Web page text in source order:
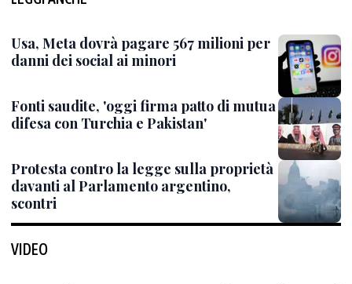
Usa, Meta dovrà pagare 567 milioni per
danni dei social ai minori
Fonti saudite, 'oggi firma patto di mutua
difesa con Turchia e Pakistan'
Protesta contro la legge sulla proprietà
davanti al Parlamento argentino,
scontri
VIDEO